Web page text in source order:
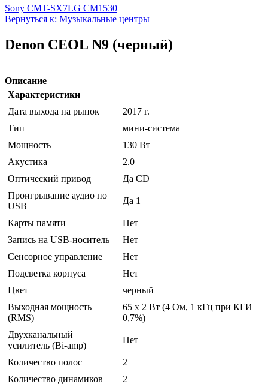
Sony CMT-SX7LG CM1530
Вернуться к: Музыкальные центры
Denon CEOL N9 (черный)
Описание
Характеристики
Дата выхода на рынок
2017 г.
Тип
мини-система
Мощность
130 Вт
Акустика
2.0
Оптический привод
Да CD
Проигрывание аудио по
USB
Да 1
Карты памяти
Нет
Запись на USB-носитель
Нет
Сенсорное управление
Нет
Подсветка корпуса
Нет
Цвет
черный
Выходная мощность
(RMS)
65 x 2 Вт (4 Ом, 1 кГц при КГИ
0,7%)
Двухканальный
усилитель (Bi-amp)
Нет
Количество полос
2
Количество динамиков
2